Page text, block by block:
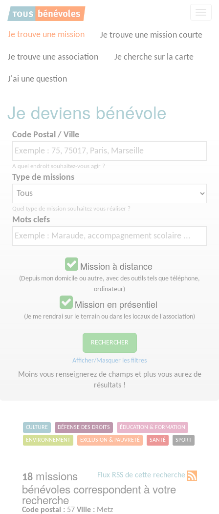
Je trouve une mission Je trouve une mission courte
Je trouve une association Je cherche sur la carte
J'ai une question
Je deviens bénévole
Code Postal / Ville
A quel endroit souhaitez-vous agir ?
Type de missions
Quel type de mission souhaitez vous réaliser ?
Mots clefs
Mission à distance
(Depuis mon domicile ou autre, avec des outils tels que téléphone,
ordinateur)
Mission en présentiel
(Je me rendrai sur le terrain ou dans les locaux de l'association)
RECHERCHER
Afficher/Masquer les filtres
Moins vous renseignerez de champs et plus vous aurez de
résultats !
CULTURE DÉFENSE DES DROITS ÉDUCATION & FORMATION
ENVIRONNEMENT EXCLUSION & PAUVRETÉ SANTÉ SPORT
Flux RSS de cette recherche
18 missions
bénévoles correspondent à votre
recherche
Code postal : 57 Ville : Metz
Panneau de gestion des cookies